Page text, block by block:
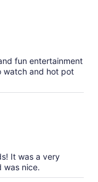
fun entertainment
watch and hot pot
It was a very
was nice.